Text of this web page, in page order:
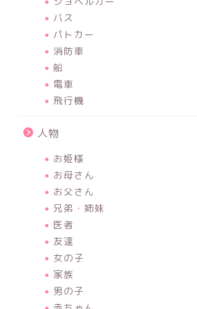
バス
パトカー
消防車
船
電車
飛行機
人物
お姫様
お母さん
お父さん
兄弟・姉妹
医者
友達
女の子
家族
男の子